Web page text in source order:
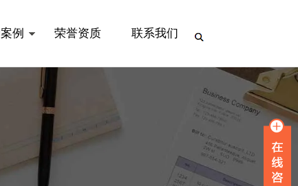
例 荣誉资质 联系我们